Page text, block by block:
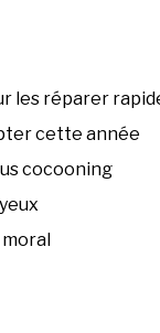
les réparer
cette année
cocooning